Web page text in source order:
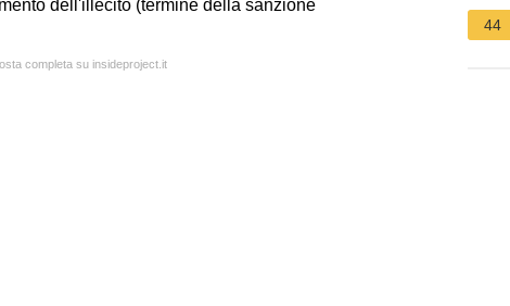
dell'illecito (termine della sanzione
completa su insideproject.it
44